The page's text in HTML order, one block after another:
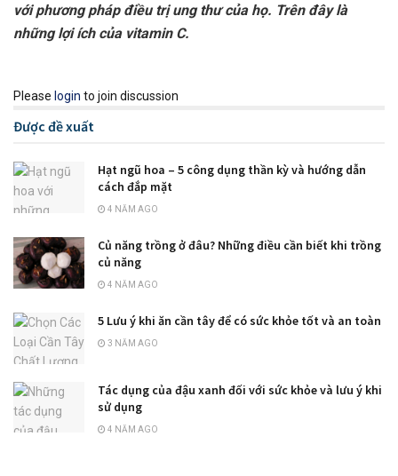
với phương pháp điều trị ung thư của họ. Trên đây là
những lợi ích của vitamin C.
Please login to join discussion
Được đề xuất
Hạt ngũ hoa – 5 công dụng thần kỳ và hướng dẫn
cách đắp mặt
4 NĂM AGO
Củ năng trồng ở đâu? Những điều cần biết khi trồng
củ năng
4 NĂM AGO
5 Lưu ý khi ăn cần tây để có sức khỏe tốt và an toàn
3 NĂM AGO
Tác dụng của đậu xanh đối với sức khỏe và lưu ý khi
sử dụng
4 NĂM AGO